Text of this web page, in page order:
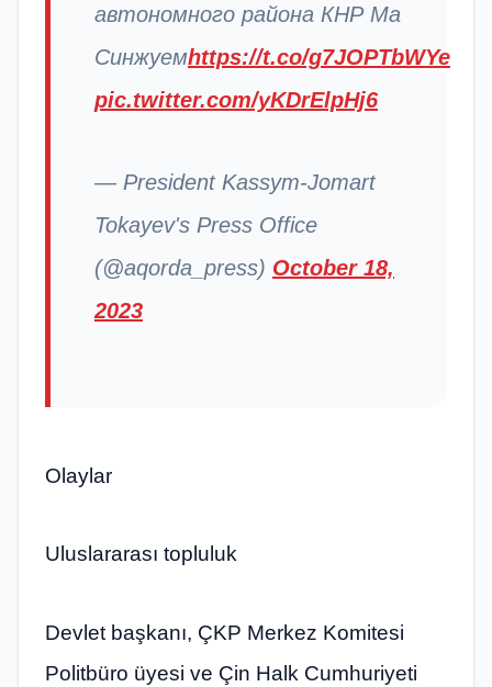
автономного района КНР Ма
Синжуемhttps://t.co/g7JOPTbWYe
pic.twitter.com/yKDrElpHj6
— President Kassym-Jomart
Tokayev's Press Office
(@aqorda_press) October 18,
2023
Olaylar
Uluslararası topluluk
Devlet başkanı, ÇKP Merkez Komitesi
Politbüro üyesi ve Çin Halk Cumhuriyeti